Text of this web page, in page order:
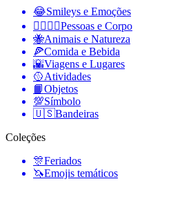
😂Smileys e Emoções
👩‍❤️‍💋‍👨Pessoas e Corpo
🐝Animais e Natureza
🍕Comida e Bebida
🌇Viagens e Lugares
🥎Atividades
📙Objetos
💯Símbolo
🇺🇸Bandeiras
Coleções
🎊Feriados
🦄Emojis temáticos